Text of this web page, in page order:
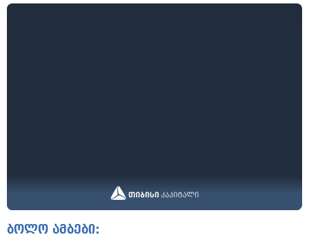
ბოლო ამბები: